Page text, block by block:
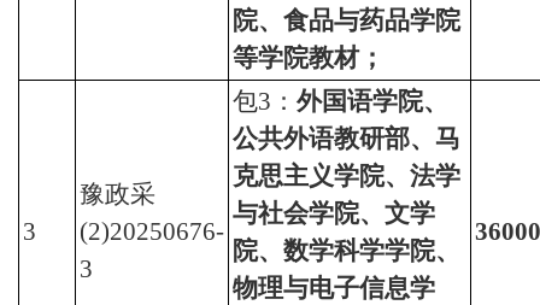
院、食品与药品学院
等学院教材；
3
豫政采
(2)20250676-
3
包3： 外国语学院、
公共外语教研部、马
克思主义学院、法学
与社会学院、文学
院、数学科学学院、
物理与电子信息学